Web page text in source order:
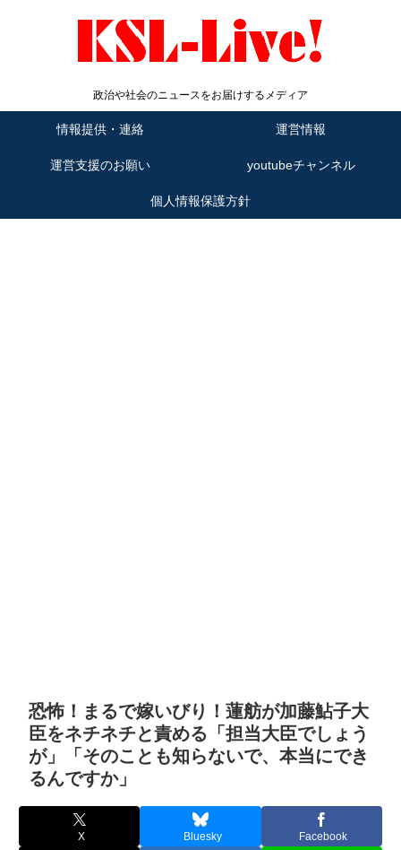
政治や社会のニュースをお届けするメディア
情報提供・連絡 運営情報
運営支援のお願い youtubeチャンネル
個人情報保護方針
恐怖！まるで嫁いびり！蓮舫が加藤鮎子大
臣をネチネチと責める「担当大臣でしょう
が」「そのことも知らないで、本当にでき
るんですか」
X Bluesky Facebook